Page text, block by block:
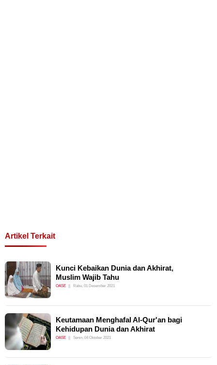
Artikel Terkait
Kunci Kebaikan Dunia dan Akhirat,
Muslim Wajib Tahu
OASE Rabu, 01 Desember 2021
Keutamaan Menghafal Al-Qur'an bagi
Kehidupan Dunia dan Akhirat
OASE Senin, 04 Oktober 2021